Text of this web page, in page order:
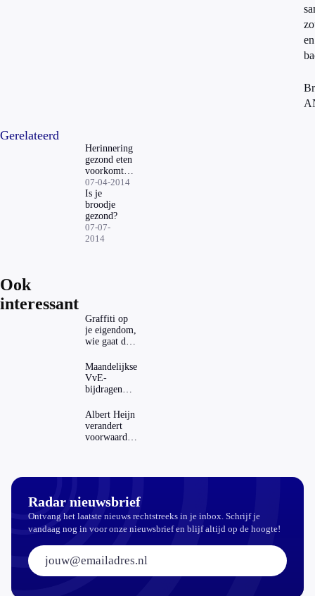
en
Gerelateerd
Herinnering
gezond eten
voorkomt
overgewicht
07-04-2014
Is je
broodje
gezond?
07-07-
2014
Ook
interessant
Graffiti op
je eigendom,
wie gaat dat
Maandelijkse
VvE-
bijdragen
dat invloed
op je
hypotheek?
Albert Heijn
verandert
voorwaarden
Radar nieuwsbrief
Ontvang het laatste nieuws rechtstreeks in je inbox. Schrijf je
vandaag nog in voor onze nieuwsbrief en blijf altijd op de hoogte!
E-mailadres: